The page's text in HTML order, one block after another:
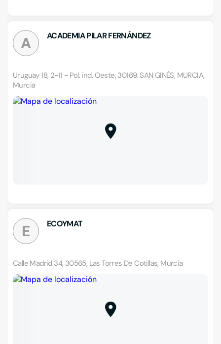
A ACADEMIA PILAR FERNÁNDEZ
Uruguay 18, 2-11 - Pol. ind. Oeste, 30169, SAN GINÉS, MURCIA,
Murcia
E ECOYMAT
Calle Madrid 34, 30565, Las Torres De Cotillas, Murcia